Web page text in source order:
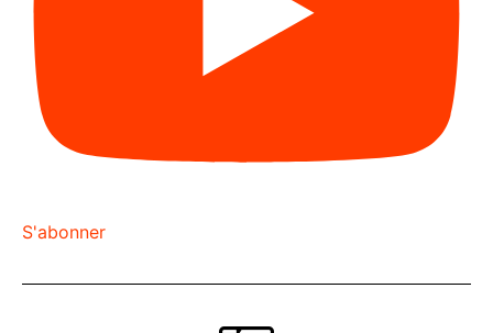
S'abonner